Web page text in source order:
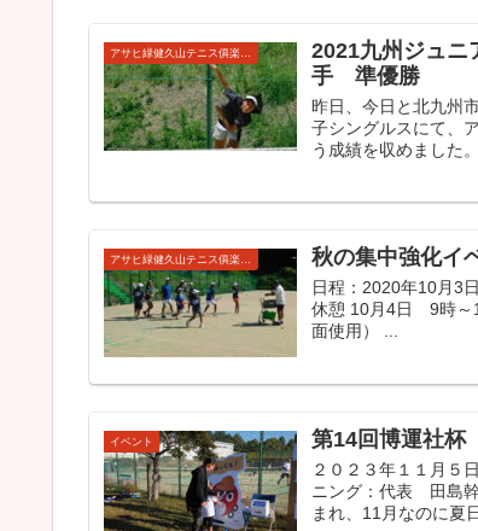
アサヒ緑健久山テニス俱楽部強化ジュニア
2021九州ジュ
手 準優勝
昨日、今日と北九州
子シングルスにて、
う成績を収めました
秋の集中強化イ
日程：2020年10月3
休憩 10月4日 9時
面使用） ...
イベント 第14回博運社杯
２０２３年１１月
ニング：代表 田島
まれ、11月なのに夏